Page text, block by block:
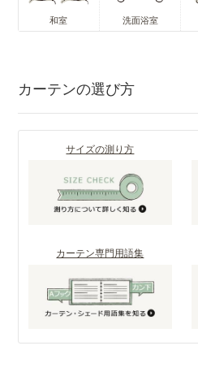
和室 洗面浴室
カーテンの選び方
サイズの測り方
カーテン専門用語集